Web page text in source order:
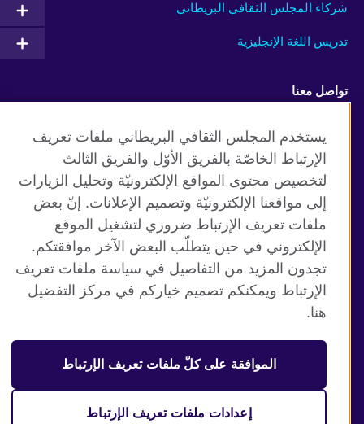
شركاء المجلس الثقافي البريطاني
تدريس اللغة الإنجليزية
تواصل معنا
Facebook Instagram
Twitter TikTok
موقع المجلس الثقافي البريطاني العالمي
الخصوصية وشروط الاستخدام
ملفات تعريف الإرتباط
خريطة الموقع
منظمة المملكة المتحدة الدولية للعلاقات الثقافية والفرص
يستخدم المجلس الثقافي البريطاني ملفات تعريف
الإرتباط الخاصّة بالفريق الأوّل والفريق الثالث
لتخصيص محتوى المواقع الإلكترونيّة وتحليل الزيارات
إلى مواقعنا الإلكترونيّة وتصميم الإعلانات. إنّ بعض
ملفات تعريف الإرتباط ضروري لتشغيل الموقع
الإلكتروني في حين يتطلّب البعض الآخر موافقتكم.
تجدون المزيد من التفاصيل في سياسة ملفات تعريف
الإرتباط ويمكنكم تصميم خياركم في مركز التفضيل
هنا.
الموافقة على كلّ ملفات تعريف الإرتباط
إعدادات ملفات تعريف الإرتباط